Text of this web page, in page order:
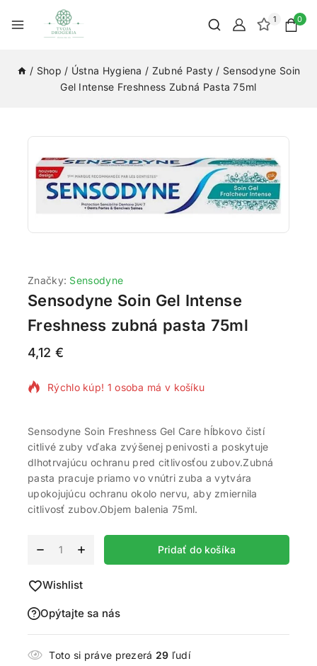
1 0
/ Shop / Ústna Hygiena / Zubné Pasty / Sensodyne Soin
Gel Intense Freshness Zubná Pasta 75ml
Značky: Sensodyne
Sensodyne Soin Gel Intense
Freshness zubná pasta 75ml
4,12 €
9 produktov predaných za posledných 16 hodín
Rýchlo kúp! 1 osoba má v košíku
Sensodyne Soin Freshness Gel Care hĺbkovo čistí
citlivé zuby vďaka zvýšenej penivosti a poskytuje
dlhotrvajúcu ochranu pred citlivosťou zubov.Zubná
pasta pracuje priamo vo vnútri zuba a vytvára
upokojujúcu ochranu okolo nervu, aby zmiernila
citlivosť zubov.Objem balenia 75ml.
Pridať do košíka
Wishlist
Opýtajte sa nás
Toto si práve prezerá 29 ľudí